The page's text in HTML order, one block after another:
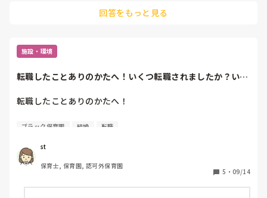
せるから、私自身は面倒くささを通り越して、飽きれてま
でも、冒頭の草引きの件については本当に面倒くさと思いま
した。
長々と失礼しました💦
投稿者は地方住なので、所々方言が入ってます🙇‍♀️💦
いったんお家に戻って食べているのだと思います。
子どものことはやってくれても、やっぱりどこか他人行儀みた
いな所あるかもしれないです。
回答をもっと見る
施設・環境
転職したことありのかたへ！いくつ転職されましたか？いい
転職したことありのかたへ！
いくつ転職されましたか？
どこで探すのがいいですか？
結婚してから正規で入った保育園ブラックすぎたので1年で
ブラック保育園 結婚 転職
st
保育士, 保育園, 認可外保育園
5 ・ 09/14